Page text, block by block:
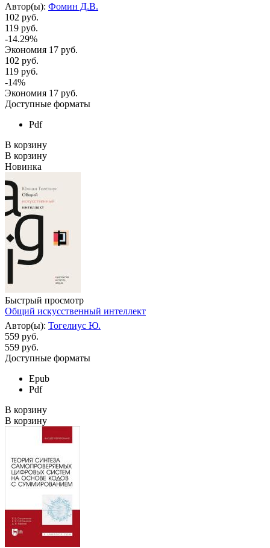
Автор(ы): Фомин Д.В.
102 руб.
119 руб.
-14.29%
Экономия 17 руб.
102 руб.
119 руб.
-14%
Экономия 17 руб.
Доступные форматы
Pdf
В корзину
В корзину
Новинка
Быстрый просмотр
Общий искусственный интеллект
Автор(ы): Тогелиус Ю.
559 руб.
559 руб.
Доступные форматы
Epub
Pdf
В корзину
В корзину